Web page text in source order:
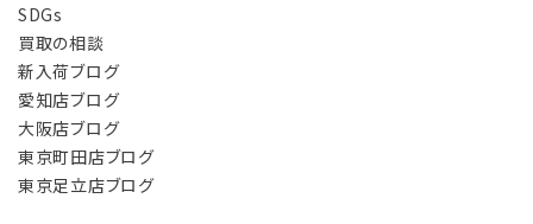
SDGs
買取の相談
新入荷ブログ
愛知店ブログ
大阪店ブログ
東京町田店ブログ
東京足立店ブログ